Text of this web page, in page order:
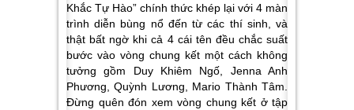
Khắc Tự Hào” chính thức khép lại với 4 màn
trình diễn bùng nổ đến từ các thí sinh, và
thật bất ngờ khi cả 4 cái tên đều chắc suất
bước vào vòng chung kết một cách không
tưởng gồm Duy Khiêm Ngố, Jenna Anh
Phương, Quỳnh Lương, Mario Thành Tâm.
Đừng quên đón xem vòng chung kết ở tập